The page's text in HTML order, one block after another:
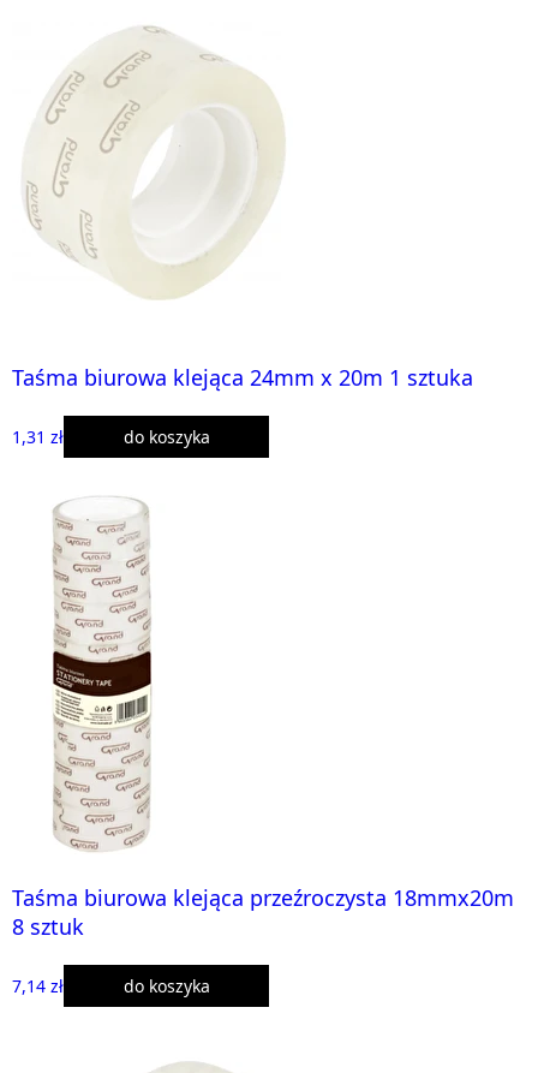
Taśma biurowa klejąca 24mm x 20m 1 sztuka
1,31 zł do koszyka
Taśma biurowa klejąca przeźroczysta 18mmx20m
8 sztuk
7,14 zł do koszyka